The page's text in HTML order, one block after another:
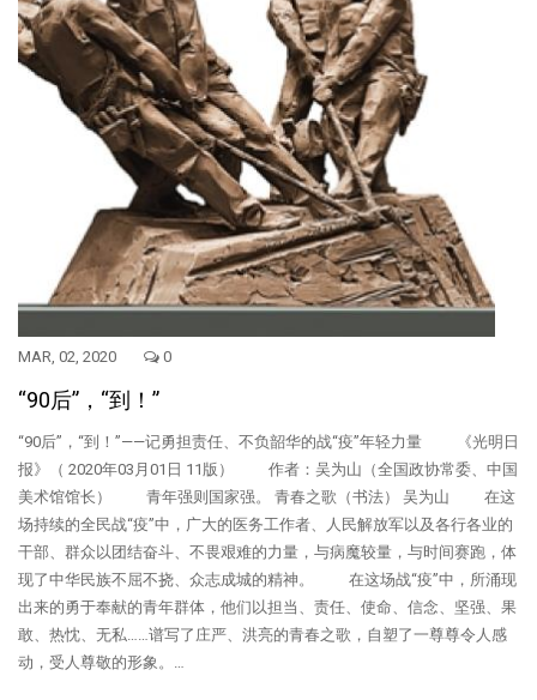
MAR, 02, 2020 0
“90后”，“到！”
“90后”，“到！”——记勇担责任、不负韶华的战“疫”年轻力量 《光明日
报》（ 2020年03月01日 11版） 作者：吴为山（全国政协常委、中国
美术馆馆长） 青年强则国家强。 青春之歌（书法） 吴为山 在这
场持续的全民战“疫”中，广大的医务工作者、人民解放军以及各行各业的
干部、群众以团结奋斗、不畏艰难的力量，与病魔较量，与时间赛跑，体
现了中华民族不屈不挠、众志成城的精神。 在这场战“疫”中，所涌现
出来的勇于奉献的青年群体，他们以担当、责任、使命、信念、坚强、果
敢、热忱、无私……谱写了庄严、洪亮的青春之歌，自塑了一尊尊令人感
动，受人尊敬的形象。…